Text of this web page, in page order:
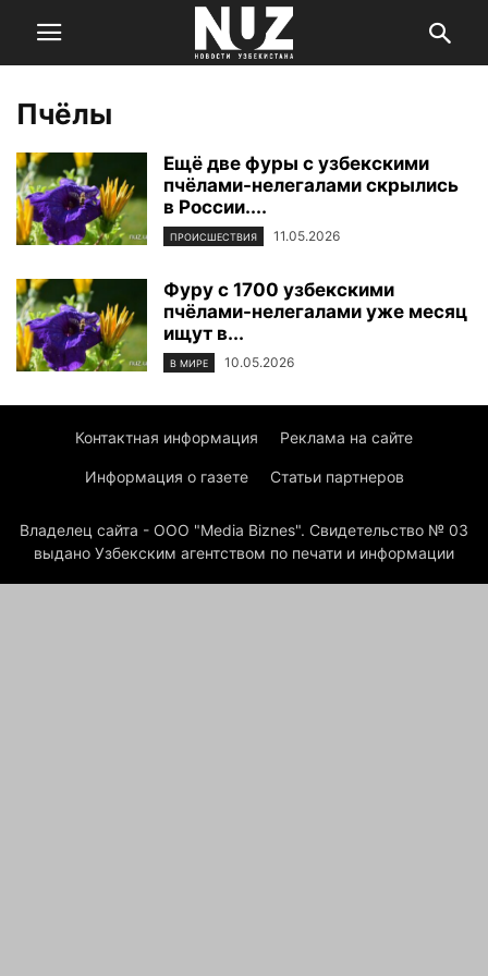
Пчёлы
Ещё две фуры с узбекскими
пчёлами-нелегалами скрылись
в России....
ПРОИСШЕСТВИЯ 11.05.2026
Фуру с 1700 узбекскими
пчёлами-нелегалами уже месяц
ищут в...
В МИРЕ 10.05.2026
Контактная информация Реклама на сайте
Информация о газете Статьи партнеров
Владелец сайта - ООО "Media Biznes". Свидетельство № 03
выдано Узбекским агентством по печати и информации